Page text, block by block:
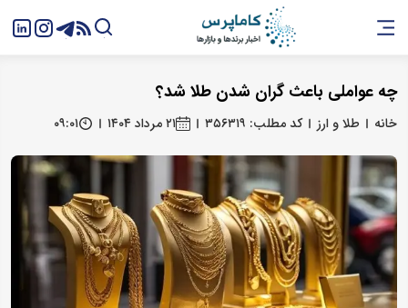
چه عواملی باعث گران شدن طلا شد؟
خانه طلا و ارز کد مطلب: ۳۵۶۳۱۹ ۲۱ مرداد ۱۴۰۴ ۰۹:۰۱